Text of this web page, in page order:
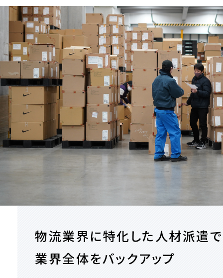
物流業界に特化した人材派遣で
業界全体をバックアップ